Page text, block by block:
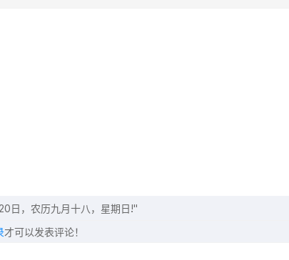
日，农历九月十八，星期日!"
才可以发表评论！